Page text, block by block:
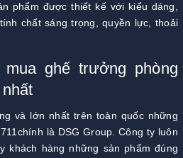
phẩm được thiết kế với kiểu dáng,
chất sáng trọng, quyền lực, thoải
ghế trưởng phòng
và lớn nhất trên toàn quốc những
là DSG Group. Công ty luôn
khách hàng những sản phẩm đúng